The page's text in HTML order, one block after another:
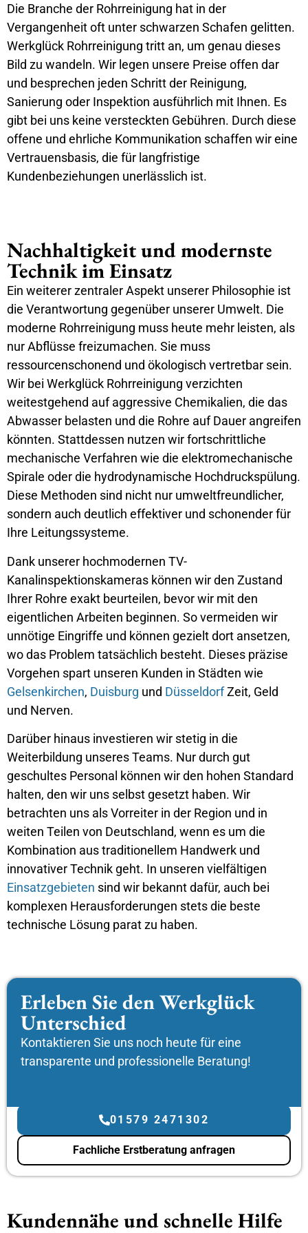
Die Branche der Rohrreinigung hat in der
Vergangenheit oft unter schwarzen Schafen gelitten.
Werkglück Rohrreinigung tritt an, um genau dieses
Bild zu wandeln. Wir legen unsere Preise offen dar
und besprechen jeden Schritt der Reinigung,
Sanierung oder Inspektion ausführlich mit Ihnen. Es
gibt bei uns keine versteckten Gebühren. Durch diese
offene und ehrliche Kommunikation schaffen wir eine
Vertrauensbasis, die für langfristige
Kundenbeziehungen unerlässlich ist.
Nachhaltigkeit und modernste
Technik im Einsatz
Ein weiterer zentraler Aspekt unserer Philosophie ist
die Verantwortung gegenüber unserer Umwelt. Die
moderne Rohrreinigung muss heute mehr leisten, als
nur Abflüsse freizumachen. Sie muss
ressourcenschonend und ökologisch vertretbar sein.
Wir bei Werkglück Rohrreinigung verzichten
weitestgehend auf aggressive Chemikalien, die das
Abwasser belasten und die Rohre auf Dauer angreifen
könnten. Stattdessen nutzen wir fortschrittliche
mechanische Verfahren wie die elektromechanische
Spirale oder die hydrodynamische Hochdruckspülung.
Diese Methoden sind nicht nur umweltfreundlicher,
sondern auch deutlich effektiver und schonender für
Ihre Leitungssysteme.
Dank unserer hochmodernen TV-
Kanalinspektionskameras können wir den Zustand
Ihrer Rohre exakt beurteilen, bevor wir mit den
eigentlichen Arbeiten beginnen. So vermeiden wir
unnötige Eingriffe und können gezielt dort ansetzen,
wo das Problem tatsächlich besteht. Dieses präzise
Vorgehen spart unseren Kunden in Städten wie
Gelsenkirchen, Duisburg und DüsseldorfZeit, Geld
und Nerven.
Darüber hinaus investieren wir stetig in die
Weiterbildung unseres Teams. Nur durch gut
geschultes Personal können wir den hohen Standard
halten, den wir uns selbst gesetzt haben. Wir
betrachten uns als Vorreiter in der Region und in
weiten Teilen von Deutschland, wenn es um die
Kombination aus traditionellem Handwerk und
innovativer Technik geht. In unseren vielfältigen
Einsatzgebieten sind wir bekannt dafür, auch bei
komplexen Herausforderungen stets die beste
technische Lösung parat zu haben.
Erleben Sie den Werkglück
Unterschied
Kontaktieren Sie uns noch heute für eine
transparente und professionelle Beratung!
01579 2471302
Fachliche Erstberatung anfragen
Kundennähe und schnelle Hilfe